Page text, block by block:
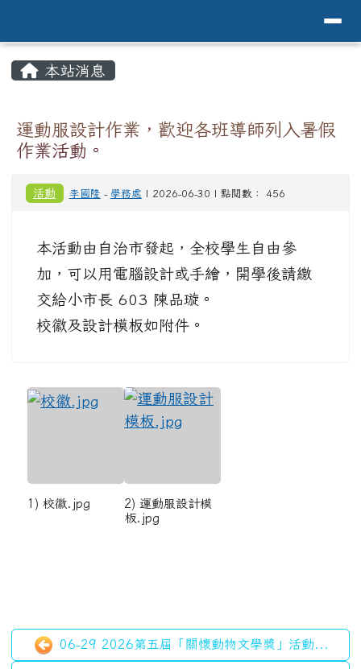
花蓮縣花蓮市中原國小全球資訊
本站消息
運動服設計作業，歡迎各班導師列入暑假
作業活動。
活動 李國隆 - 學務處 | 2026-06-30 | 點閱數： 456
本活動由自治市發起，全校學生自由參
加，可以用電腦設計或手繪，開學後請繳
交給小市長 603 陳品璇。
校徽及設計模板如附件。
1) 校徽.jpg
2) 運動服設計模
板.jpg
06-29 2026第五屆「關懷動物文學獎」活動...